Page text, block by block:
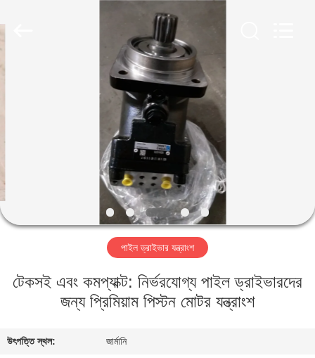
বাড়ি
শো
আমাদের
Machinery
All
পাইল ড্রাইভার যন্ত্রাংশ
টেকসই এবং কমপ্যাক্ট: নির্ভরযোগ্য পাইল ড্রাইভারদের
জন্য প্রিমিয়াম পিস্টন মোটর যন্ত্রাংশ
উৎপত্তি স্থল: জার্মানি